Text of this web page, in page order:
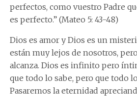
perfectos, como vuestro Padre
es perfecto.” (Mateo 5: 43-48)
Dios es amor y Dios es un
están muy lejos de nosotros,
alcanza. Dios es infinito pero
que todo lo sabe, pero que todo
Pasaremos la eternidad